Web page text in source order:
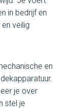
in bedrijf en
veilig
en
je over
stel je